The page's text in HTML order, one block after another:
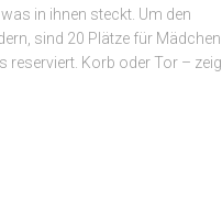
in ihnen steckt. Um den
sind 20 Plätze für Mädchen
reserviert. Korb oder Tor – zeig,